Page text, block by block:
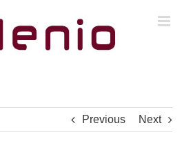
Previous Next